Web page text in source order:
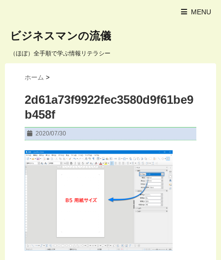
MENU
ビジネスマンの流儀
（ほぼ）全手順で学ぶ情報リテラシー
ホーム >
2d61a73f9922fec3580d9f61be9
b458f
2020/07/30